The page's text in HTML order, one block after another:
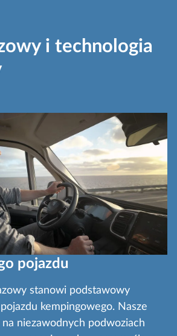
i technologia
pojazdu
stanowi podstawowy
kempingowego. Nasze
niezawodnych podwoziach